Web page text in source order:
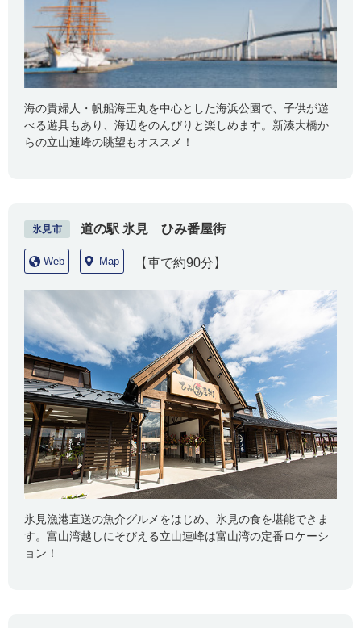
海の貴婦人・帆船海王丸を中心とした海浜公園で、子供が遊
べる遊具もあり、海辺をのんびりと楽しめます。新湊大橋か
らの立山連峰の眺望もオススメ！
氷見市 道の駅 氷見 ひみ番屋街
Web Map 【車で約90分】
氷見漁港直送の魚介グルメをはじめ、氷見の食を堪能できま
す。富山湾越しにそびえる立山連峰は富山湾の定番ロケーシ
ョン！